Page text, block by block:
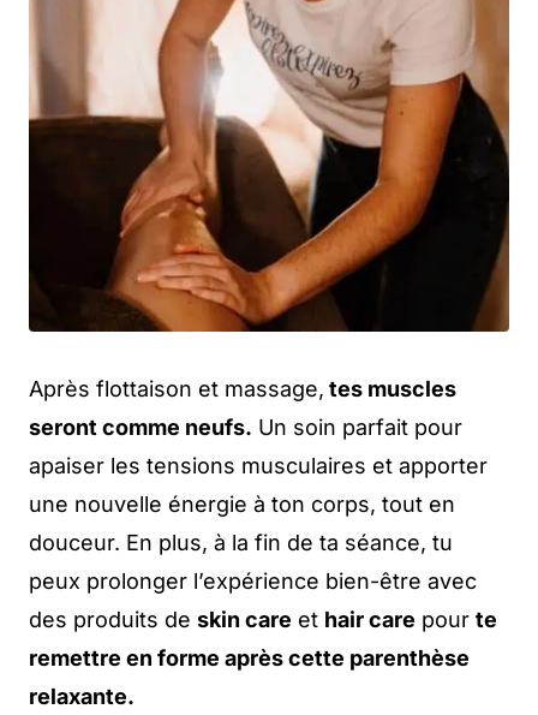
Après flottaison et massage, tes muscles
seront comme neufs. Un soin parfait pour
apaiser les tensions musculaires et apporter
une nouvelle énergie à ton corps, tout en
douceur. En plus, à la fin de ta séance, tu
peux prolonger l’expérience bien-être avec
des produits de skin care et hair care pour te
remettre en forme après cette parenthèse
relaxante.